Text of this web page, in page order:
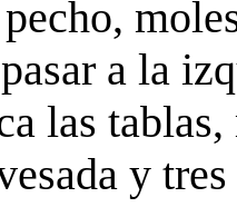
pecho,
a la
las
y